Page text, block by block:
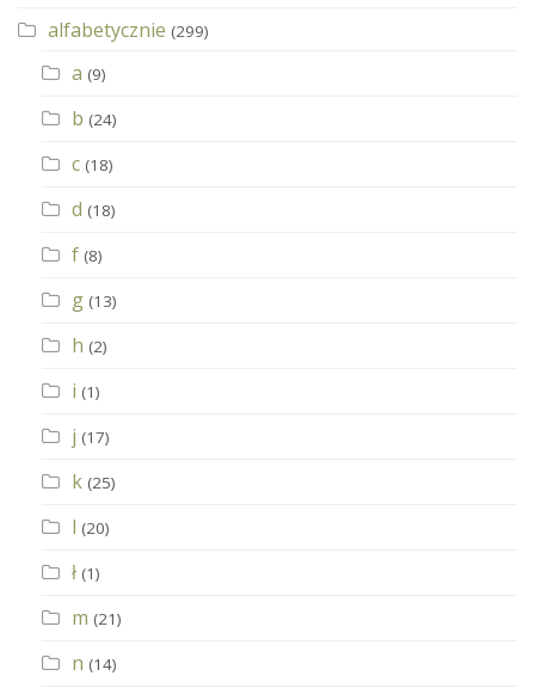
alfabetycznie (299)
a (9)
b (24)
c (18)
d (18)
f (8)
g (13)
h (2)
i (1)
j (17)
k (25)
l (20)
ł (1)
m (21)
n (14)